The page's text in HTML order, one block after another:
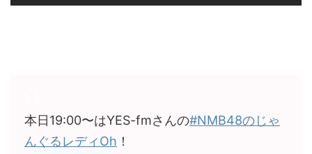
本日19:00〜はYES-fmさんの#NMB48のじゃ
んぐるレディOh ！